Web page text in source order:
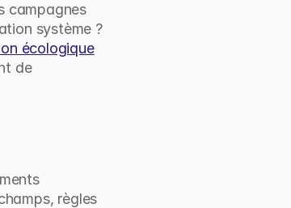
campagnes
système ?
écologique
de
règles